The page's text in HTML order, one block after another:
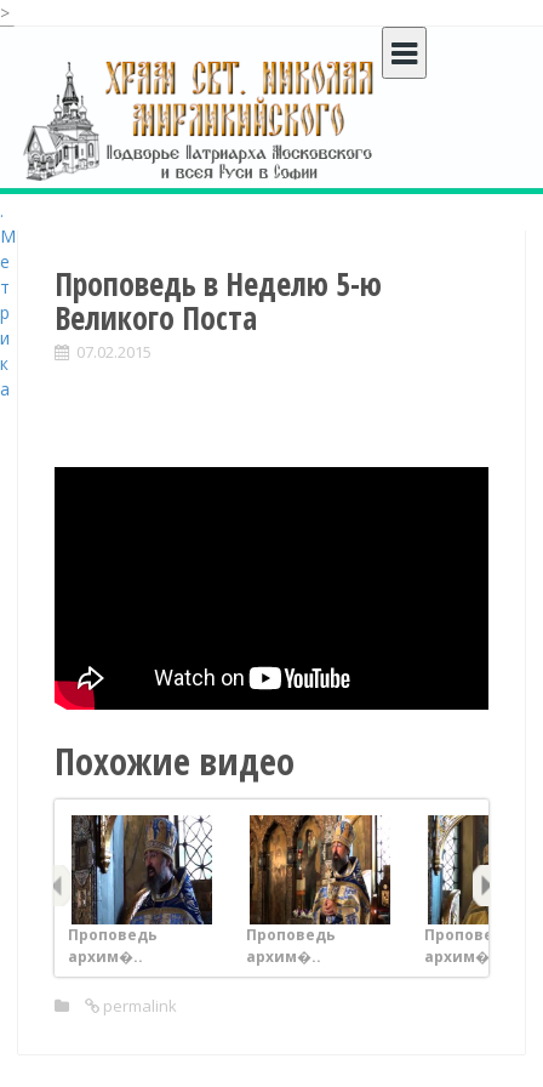
>
c
o
n
t
e
n
t
Проповедь в Неделю 5-ю
Великого Поста
07.02.2015
Похожие видео
Проповедь
архим�..
Проповедь
архим�..
Проповедь
архим�..
permalink